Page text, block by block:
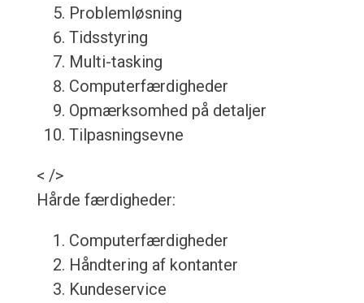
Problemløsning
Tidsstyring
Multi-tasking
Computerfærdigheder
Opmærksomhed på detaljer
Tilpasningsevne
< />
Hårde færdigheder:
Computerfærdigheder
Håndtering af kontanter
Kundeservice